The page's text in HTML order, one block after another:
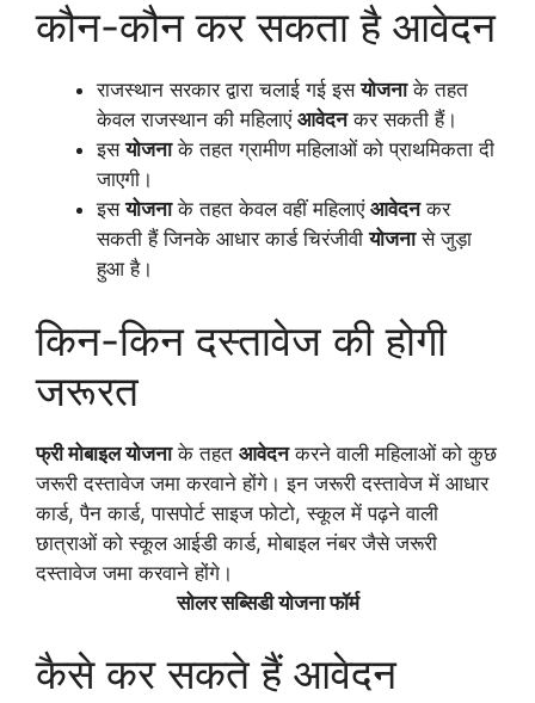
कौन-कौन कर सकता है आवेदन
राजस्थान सरकार द्वारा चलाई गई इसयोजनाके तहत
केवल राजस्थान की महिलाएं आवेदनकर सकती हैं।
इसयोजनाके तहत ग्रामीण महिलाओं को प्राथमिकता दी
जाएगी।
इसयोजनाके तहत केवल वहीं महिलाएं आवेदनकर
सकती हैं जिनके आधार कार्ड चिरंजीवीयोजनासे जुड़ा
हुआ है।
किन-किन दस्तावेज की होगी
जरूरत
फ्री मोबाइल योजनाके तहत आवेदनकरने वाली महिलाओं को कुछ
जरूरी दस्तावेज जमा करवाने होंगे। इन जरूरी दस्तावेज में आधार
कार्ड, पैन कार्ड, पासपोर्ट साइज फोटो, स्कूल में पढ़ने वाली
छात्राओं को स्कूल आईडी कार्ड, मोबाइल नंबर जैसे जरूरी
दस्तावेज जमा करवाने होंगे।
सोलर सब्सिडी योजना फॉर्म
कैसे कर सकते हैं आवेदन